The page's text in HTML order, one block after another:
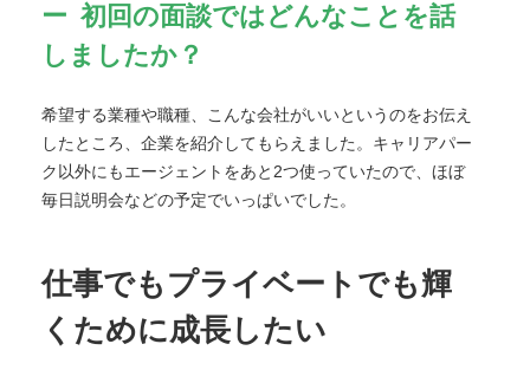
初回の面談ではどんなことを話
しましたか？
希望する業種や職種、こんな会社がいいというのをお伝え
したところ、企業を紹介してもらえました。キャリアパー
ク以外にもエージェントをあと2つ使っていたので、ほぼ
毎日説明会などの予定でいっぱいでした。
仕事でもプライベートでも輝
くために成長したい